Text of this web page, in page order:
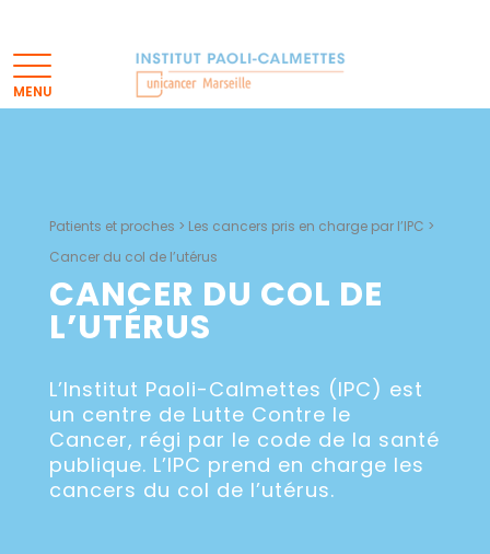
Patients et proches > Les cancers pris en charge par l’IPC >
Cancer du col de l’utérus
CANCER DU COL DE
L’UTÉRUS
L’Institut Paoli-Calmettes (IPC) est
un centre de Lutte Contre le
Cancer, régi par le code de la santé
publique. L’IPC prend en charge les
cancers du col de l’utérus.